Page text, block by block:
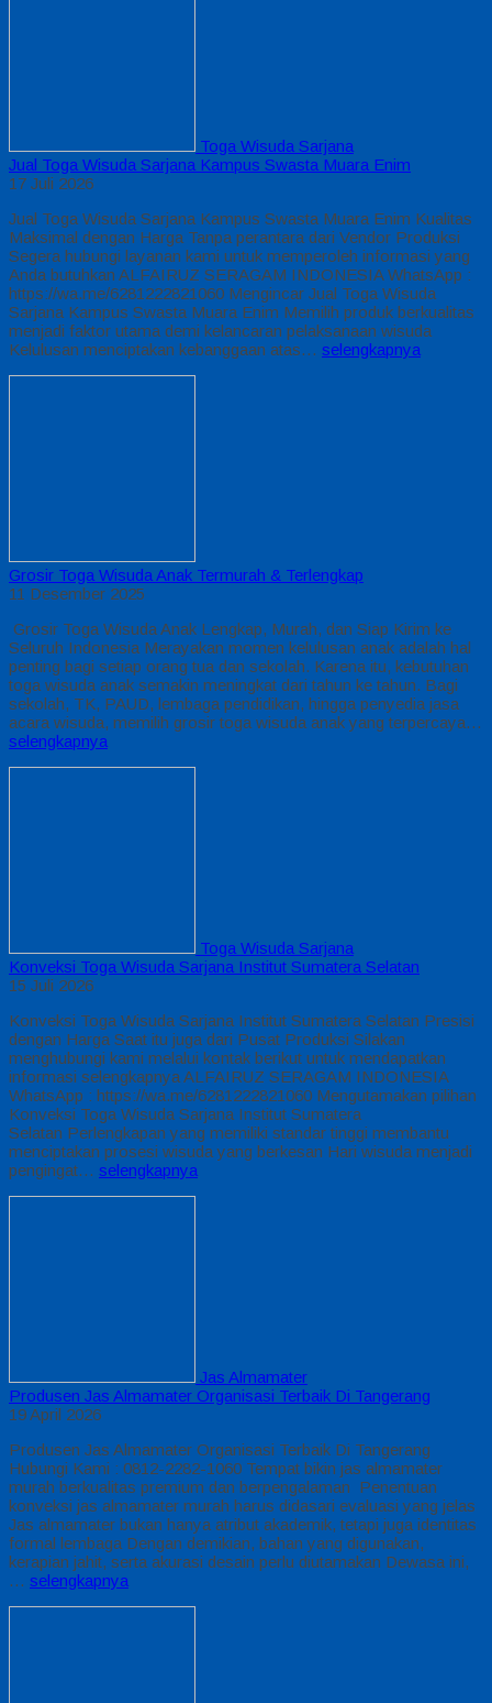
Toga Wisuda Sarjana
Jual Toga Wisuda Sarjana Kampus Swasta Muara Enim
17 Juli 2026
Jual Toga Wisuda Sarjana Kampus Swasta Muara Enim Kualitas
Maksimal dengan Harga Tanpa perantara dari Vendor Produksi
Segera hubungi layanan kami untuk memperoleh informasi yang
Anda butuhkan ALFAIRUZ SERAGAM INDONESIA WhatsApp :
https://wa.me/6281222821060 Mengincar Jual Toga Wisuda
Sarjana Kampus Swasta Muara Enim Memilih produk berkualitas
menjadi faktor utama demi kelancaran pelaksanaan wisuda
Kelulusan menciptakan kebanggaan atas… selengkapnya
Grosir Toga Wisuda Anak Termurah & Terlengkap
11 Desember 2025
Grosir Toga Wisuda Anak Lengkap, Murah, dan Siap Kirim ke
Seluruh Indonesia Merayakan momen kelulusan anak adalah hal
penting bagi setiap orang tua dan sekolah. Karena itu, kebutuhan
toga wisuda anak semakin meningkat dari tahun ke tahun. Bagi
sekolah, TK, PAUD, lembaga pendidikan, hingga penyedia jasa
acara wisuda, memilih grosir toga wisuda anak yang terpercaya…
selengkapnya
Toga Wisuda Sarjana
Konveksi Toga Wisuda Sarjana Institut Sumatera Selatan
15 Juli 2026
Konveksi Toga Wisuda Sarjana Institut Sumatera Selatan Presisi
dengan Harga Saat itu juga dari Pusat Produksi Silakan
menghubungi kami melalui kontak berikut untuk mendapatkan
informasi selengkapnya ALFAIRUZ SERAGAM INDONESIA
WhatsApp : https://wa.me/6281222821060 Mengutamakan pilihan
Konveksi Toga Wisuda Sarjana Institut Sumatera
Selatan Perlengkapan yang memiliki standar tinggi membantu
menciptakan prosesi wisuda yang berkesan Hari wisuda menjadi
pengingat… selengkapnya
Jas Almamater
Produsen Jas Almamater Organisasi Terbaik Di Tangerang
19 April 2026
Produsen Jas Almamater Organisasi Terbaik Di Tangerang
Hubungi Kami : 0812-2282-1060 Tempat bikin jas almamater
murah berkualitas premium dan berpengalaman Penentuan
konveksi jas almamater murah harus didasari evaluasi yang jelas
Jas almamater bukan hanya atribut akademik, tetapi juga identitas
formal lembaga Dengan demikian, bahan yang digunakan,
kerapian jahit, serta akurasi desain perlu diutamakan Dewasa ini,
… selengkapnya